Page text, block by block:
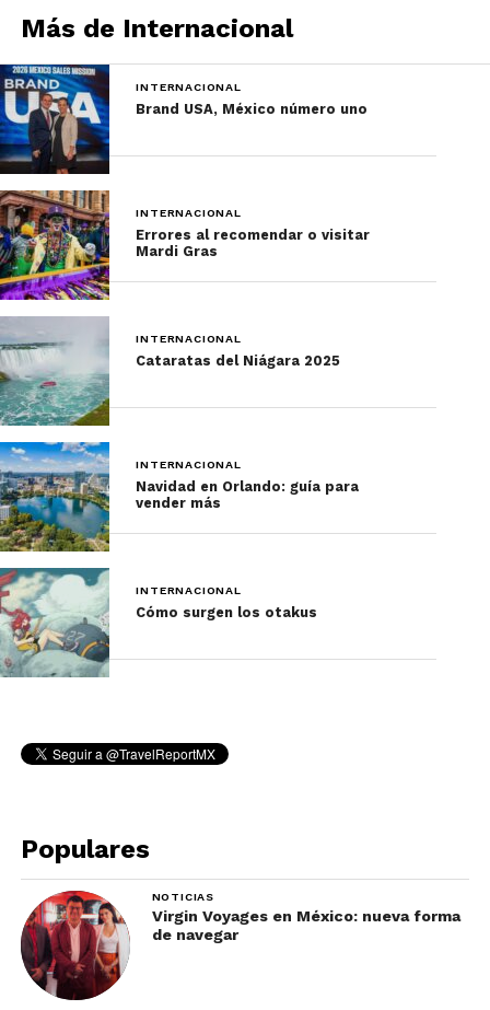
locales.
Gastronomía y Vinos:
Proporcionan experiencias
gastronómicas excepcionales,
Historia del Arte y
Arquitectura:
visión profunda de la herencia
cultural vasca.
Experiencias
Personalizadas
Cada itinerario es diseñado con atención al detalle,
garantizando que cada experiencia sea única. NIS
organiza:
Más de Internacional
INTERNACIONAL
Brand USA, México número uno
INTERNACIONAL
Errores al recomendar o visitar
Mardi Gras
INTERNACIONAL
Cataratas del Niágara 2025
INTERNACIONAL
Navidad en Orlando: guía para
vender más
INTERNACIONAL
Cómo surgen los otakus
Populares
NOTICIAS
Virgin Voyages en México: nueva forma
de navegar